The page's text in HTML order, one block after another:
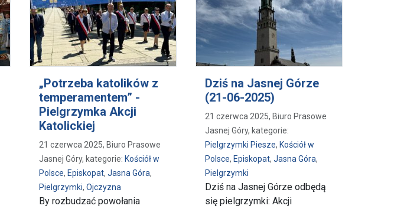
„Potrzeba katolików z
temperamentem” -
Pielgrzymka Akcji
Katolickiej
21 czerwca 2025, Biuro Prasowe
Jasnej Góry, kategorie: Kościół w
Polsce, Episkopat, Jasna Góra,
Pielgrzymki, Ojczyzna
By rozbudzać powołania
Dziś na Jasnej Górze
(21-06-2025)
21 czerwca 2025, Biuro Prasowe
Jasnej Góry, kategorie:
Pielgrzymki Piesze, Kościół w
Polsce, Episkopat, Jasna Góra,
Pielgrzymki
Dziś na Jasnej Górze odbędą
się pielgrzymki: Akcji